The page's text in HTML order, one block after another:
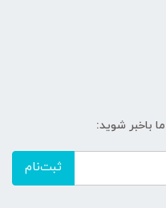
باخبر شوید:
ثبت‌نام